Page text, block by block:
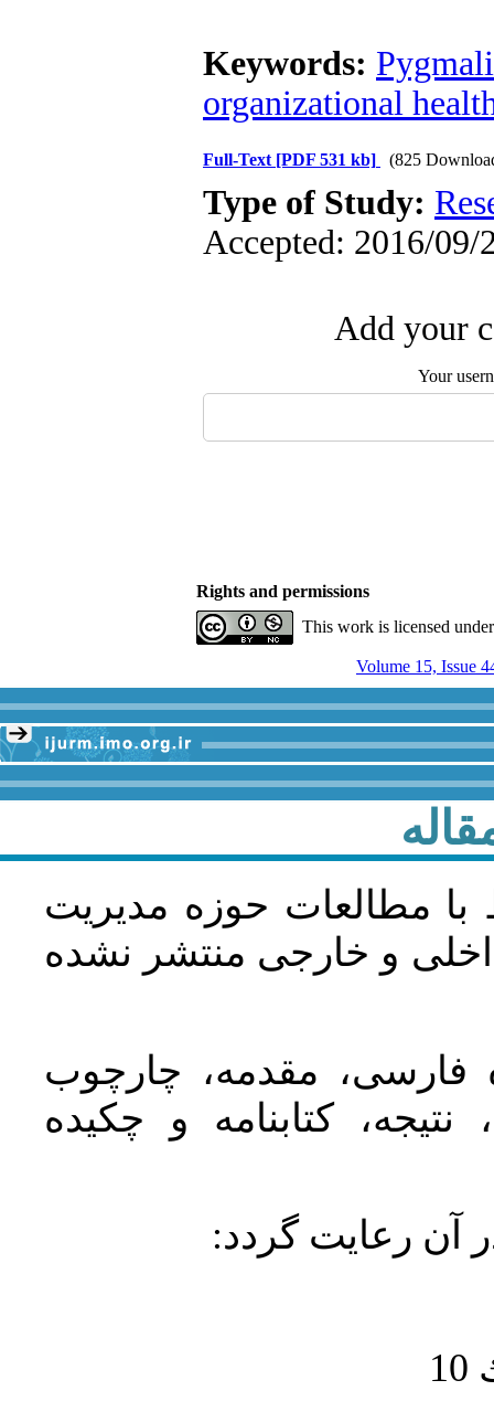
Keywords:
organizational
Full-Text [PDF 531 kb] (825
Type of Study:
Accepted: 2016/09/
Add your
Your
Rights and permissions
This work is licensed
Volume 15, Issue
با مطالعات حوزه مديريت
و خارجی منتشر نشده
فارسی، مقدمه، چارچوب
کتابنامه و چکیده
آن رعايت گردد: